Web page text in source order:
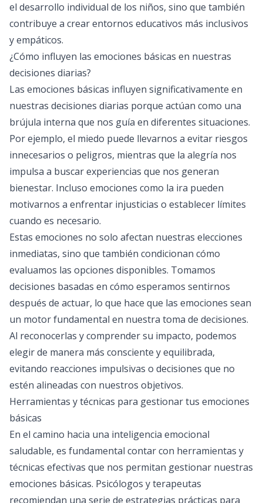
el desarrollo individual de los niños, sino que también
contribuye a crear entornos educativos más inclusivos
y empáticos.
¿Cómo influyen las emociones básicas en nuestras
decisiones diarias?
Las emociones básicas influyen significativamente en
nuestras decisiones diarias porque actúan como una
brújula interna que nos guía en diferentes situaciones.
Por ejemplo, el miedo puede llevarnos a evitar riesgos
innecesarios o peligros, mientras que la alegría nos
impulsa a buscar experiencias que nos generan
bienestar. Incluso emociones como la ira pueden
motivarnos a enfrentar injusticias o establecer límites
cuando es necesario.
Estas emociones no solo afectan nuestras elecciones
inmediatas, sino que también condicionan cómo
evaluamos las opciones disponibles. Tomamos
decisiones basadas en cómo esperamos sentirnos
después de actuar, lo que hace que las emociones sean
un motor fundamental en nuestra toma de decisiones.
Al reconocerlas y comprender su impacto, podemos
elegir de manera más consciente y equilibrada,
evitando reacciones impulsivas o decisiones que no
estén alineadas con nuestros objetivos.
Herramientas y técnicas para gestionar tus emociones
básicas
En el camino hacia una inteligencia emocional
saludable, es fundamental contar con herramientas y
técnicas efectivas que nos permitan gestionar nuestras
emociones básicas. Psicólogos y terapeutas
recomiendan una serie de estrategias prácticas para